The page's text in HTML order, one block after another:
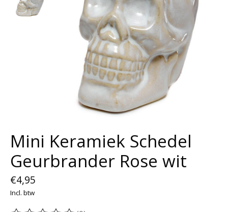
Mini Keramiek Schedel
Geurbrander Rose wit
€4,95
Incl. btw